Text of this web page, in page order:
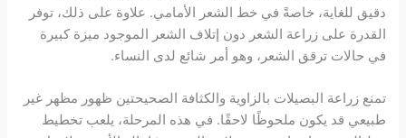
دقيق للغاية، خاصةً في خط الشعر الأمامي. علاوة على ذلك، توفر
القدرة على زراعة الشعر دون إتلاف الشعر الموجود ميزة كبيرة
في حالات ترقق الشعر، وهو أمر شائع لدى النساء.
تمنع زراعة البصيلات بالزاوية والكثافة الصحيحتين ظهور مظهر غير
طبيعي قد يكون ملحوظًا لاحقًا. في هذه المرحلة، يلعب تخطيط